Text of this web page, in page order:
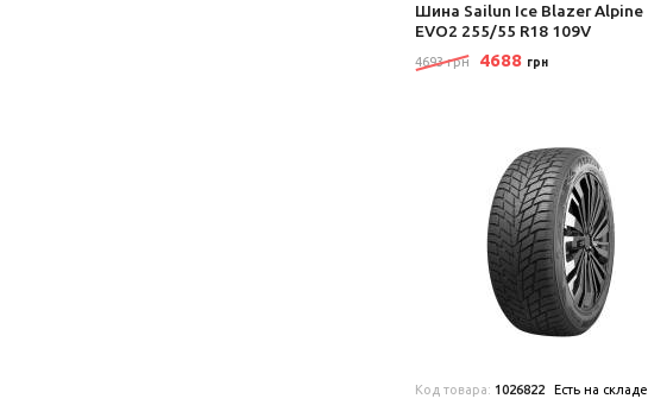
Шина Sailun Ice Blazer Alpine
EVO2 255/55 R18 109V
4693 грн 4688 грн
Код товара: 1026822 Есть на складе